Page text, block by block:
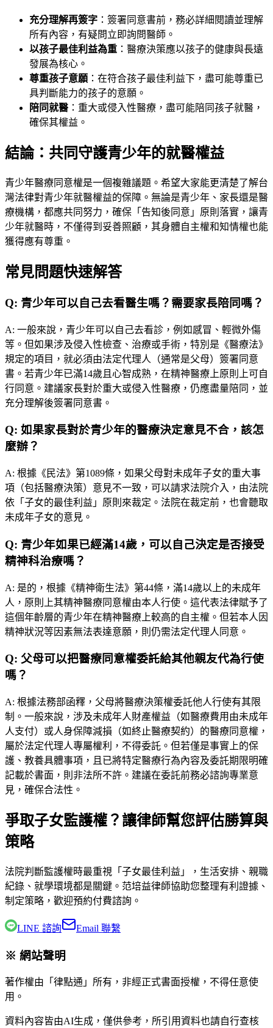
充分理解再簽字 ：簽署同意書前，務必詳細閱讀並理解
所有內容，有疑問立即詢問醫師。
以孩子最佳利益為重 ：醫療決策應以孩子的健康與長遠
發展為核心。
尊重孩子意願 ：在符合孩子最佳利益下，盡可能尊重已
具判斷能力的孩子的意願。
陪同就醫 ：重大或侵入性醫療，盡可能陪同孩子就醫，
確保其權益。
結論：共同守護青少年的就醫權益
青少年醫療同意權是一個複雜議題。希望大家能更清楚了解台
灣法律對青少年就醫權益的保障。無論是青少年、家長還是醫
療機構，都應共同努力，確保「告知後同意」原則落實，讓青
少年就醫時，不僅得到妥善照顧，其身體自主權和知情權也能
獲得應有尊重。
常見問題快速解答
Q: 青少年可以自己去看醫生嗎？需要家長陪同嗎？
A: 一般來說，青少年可以自己去看診，例如感冒、輕微外傷
等。但如果涉及侵入性檢查、治療或手術，特別是《醫療法》
規定的項目，就必須由法定代理人（通常是父母）簽署同意
書。若青少年已滿14歲且心智成熟，在精神醫療上原則上可自
行同意。建議家長對於重大或侵入性醫療，仍應盡量陪同，並
充分理解後簽署同意書。
Q: 如果家長對於青少年的醫療決定意見不合，該怎
麼辦？
A: 根據《民法》第1089條，如果父母對未成年子女的重大事
項（包括醫療決策）意見不一致，可以請求法院介入，由法院
依「子女的最佳利益」原則來裁定。法院在裁定前，也會聽取
未成年子女的意見。
Q: 青少年如果已經滿14歲，可以自己決定是否接受
精神科治療嗎？
A: 是的，根據《精神衛生法》第44條，滿14歲以上的未成年
人，原則上其精神醫療同意權由本人行使。這代表法律賦予了
這個年齡層的青少年在精神醫療上較高的自主權。但若本人因
精神狀況等因素無法表達意願，則仍需法定代理人同意。
Q: 父母可以把醫療同意權委託給其他親友代為行使
嗎？
A: 根據法務部函釋，父母將醫療決策權委託他人行使有其限
制。一般來說，涉及未成年人財產權益（如醫療費用由未成年
人支付）或人身保障減損（如終止醫療契約）的醫療同意權，
屬於法定代理人專屬權利，不得委託。但若僅是事實上的保
護、教養具體事項，且已將特定醫療行為內容及委託期限明確
記載於書面，則非法所不許。建議在委託前務必諮詢專業意
見，確保合法性。
爭取子女監護權？讓律師幫您評估勝算與
策略
法院判斷監護權時最重視「子女最佳利益」，生活安排、親職
紀錄、就學環境都是關鍵。 范培益律師協助您整理有利證據、
制定策略，歡迎預約付費諮詢。
LINE 諮詢 Email 聯繫
※ 網站聲明
著作權由「律點通」所有，非經正式書面授權，不得任意使
用。
資料內容皆由AI生成，僅供參考，所引用資料也請自行查核